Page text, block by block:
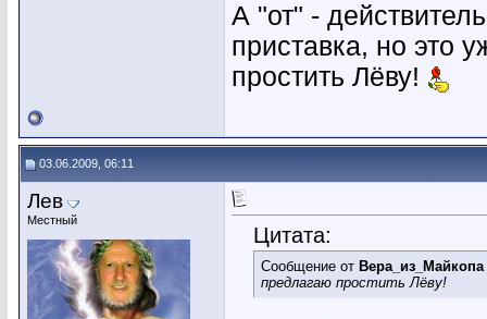
А "от" -
приставка, но это
простить Лёву!
03.06.2009, 06:11
Лев
Местный
Цитата:
Сообщение от Вера_из_Майкопа
предлагаю простить Лёву!